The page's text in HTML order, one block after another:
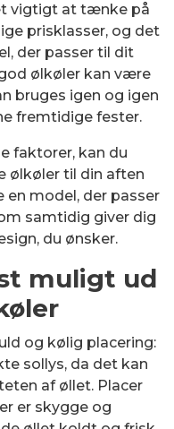
vigtigt at tænke på
prisklasser, og det
der passer til dit
ølkøler kan være
bruges igen og igen
fremtidige fester.
faktorer, kan du
ølkøler til din aften
en model, der passer
samtidig giver dig
du ønsker.
muligt ud
og kølig placering:
sollys, da det kan
af ​​øllet. Placer
er skygge og